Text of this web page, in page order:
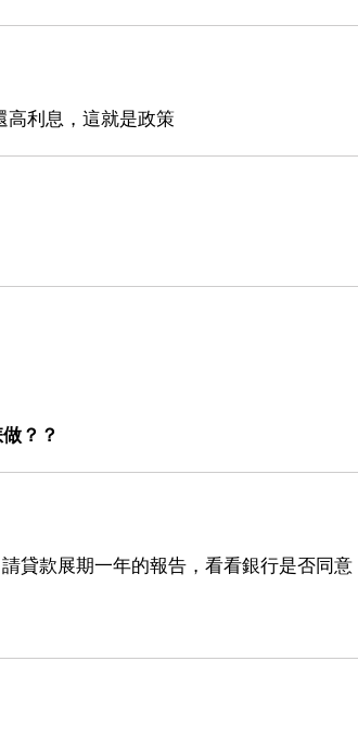
高利息，這就是政策
？？
貸款展期一年的報告，看看銀行是否同意